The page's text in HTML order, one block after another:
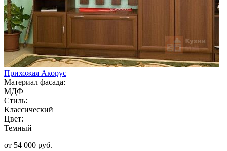
Прихожая Акорус
Материал фасада:
МДФ
Стиль:
Классический
Цвет:
Темный
от 54 000 руб.